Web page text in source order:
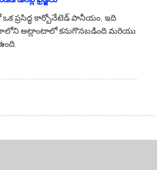
ప్రసిద్ధ కార్బోనేటెడ్ పానీయం, ఇది
అట్లాంటాలో కనుగొనబడింది మరియు